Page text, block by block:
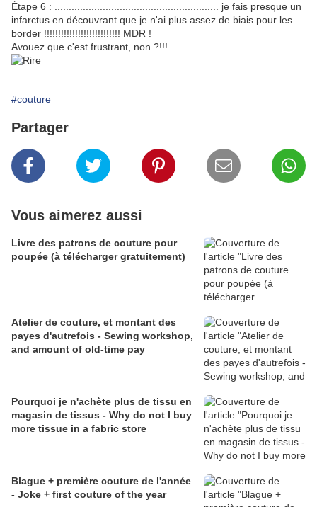
Étape 6 : .......................................................... je fais presque un
infarctus en découvrant que je n'ai plus assez de biais pour les
border !!!!!!!!!!!!!!!!!!!!!!!!!!! MDR !
Avouez que c'est frustrant, non ?!!!
#couture
Partager
Vous aimerez aussi
Livre des patrons de couture pour
poupée (à télécharger gratuitement)
Atelier de couture, et montant des
payes d'autrefois - Sewing workshop,
and amount of old-time pay
Pourquoi je n'achète plus de tissu en
magasin de tissus - Why do not I buy
more tissue in a fabric store
Blague + première couture de l'année
- Joke + first couture of the year